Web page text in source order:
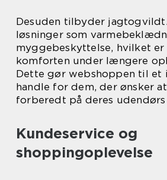
Desuden tilbyder
løsninger som
myggebeskyttelse, hvilket
komforten under længere
Dette gør webshoppen til et
handle for dem, der ønsker
forberedt på deres udendørs
Kundeservice og
shoppingoplevelse